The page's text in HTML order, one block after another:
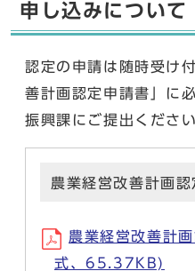
申し込みについて
認定の申請は随時受け
善計画認定申請書」に
振興課にご提出ください
農業経営改善計画認
農業経営改善計
式、65.37KB)